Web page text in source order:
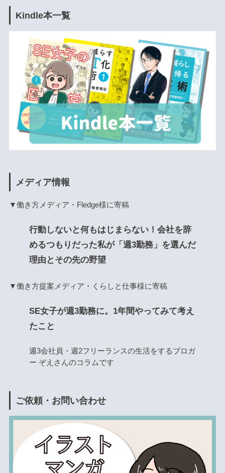
Kindle本一覧
メディア情報
▼働き方メディア・Fledge様に寄稿
行動しないと何もはじまらない！会社を辞
めるつもりだった私が「週3勤務」を選んだ
理由とその先の野望
▼働き方提案メディア・くらしと仕事様に寄稿
SE女子が週3勤務に。1年間やってみて考え
たこと
週3会社員・週2フリーランスの生活をするブロガ
ー ぞえさんのコラムです
ご依頼・お問い合わせ